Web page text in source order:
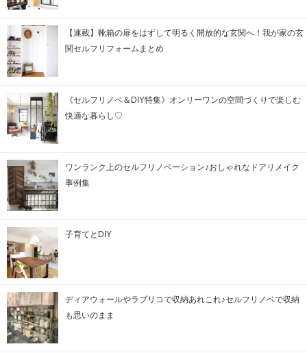
【連載】靴箱の扉をはずして明るく開放的な玄関へ！我が家の玄
関セルフリフォームまとめ
《セルフリノベ＆DIY特集》オンリーワンの空間づくりで楽しむ
快適な暮らし♡
ワンランク上のセルフリノベーション♪おしゃれなドアリメイク
事例集
子育てとDIY
ディアウォールやラブリコで収納あれこれ♪セルフリノベで収納
も思いのまま